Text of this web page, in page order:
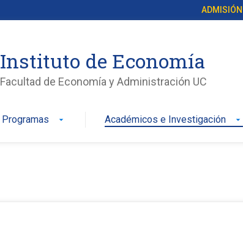
ADMISIÓN
Instituto de Economía
Facultad de Economía y Administración UC
Programas arrow_drop_down Académicos e Investigación arrow_drop_down